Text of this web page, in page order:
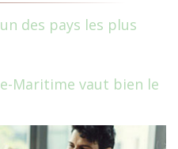
des pays les plus
Maritime vaut bien le